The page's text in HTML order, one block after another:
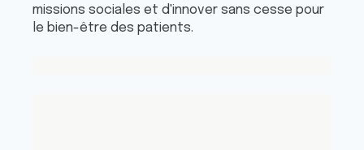
missions sociales et d'innover sans cesse pour
le bien-être des patients.